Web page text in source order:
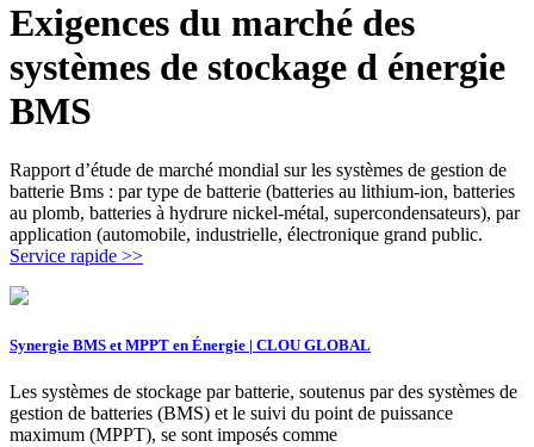
Exigences du marché des
systèmes de stockage d énergie
BMS
Rapport d’étude de marché mondial sur les systèmes de gestion de
batterie Bms : par type de batterie (batteries au lithium-ion, batteries
au plomb, batteries à hydrure nickel-métal, supercondensateurs), par
application (automobile, industrielle, électronique grand public.
Service rapide >>
Synergie BMS et MPPT en Énergie | CLOU GLOBAL
Les systèmes de stockage par batterie, soutenus par des systèmes de
gestion de batteries (BMS) et le suivi du point de puissance
maximum (MPPT), se sont imposés comme